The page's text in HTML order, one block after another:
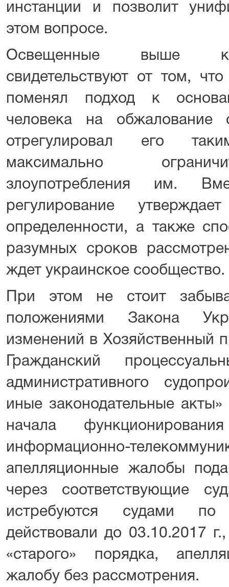
инстанции и позволит
этом вопросе.
Освещенные выше
свидетельствуют от том,
поменял подход к
человека на обжалование
отрегулировал его
максимально
злоупотребления им.
регулирование
определенности, а также
разумных сроков
ждет украинское сообщество.
При этом не стоит
положениями Закона
изменений в Хозяйственный
Гражданский
административного
иные законодательныe
начала
информационно-
апелляционные жалобы
через соответствующие
истребуются судами по
действовали до 03.10.2017
«старого» порядка,
жалобу без рассмотрения.